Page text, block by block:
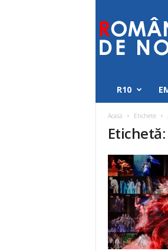
de
nota
R10
Acasă Etichete